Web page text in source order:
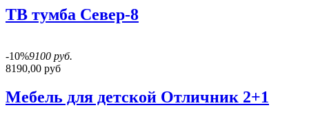
ТВ тумба Север-8
-10%9100 руб.
8190,00 руб
Мебель для детской Отличник 2+1